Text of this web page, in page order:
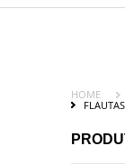
HOME